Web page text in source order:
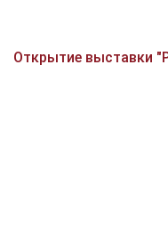
Открытие выставки